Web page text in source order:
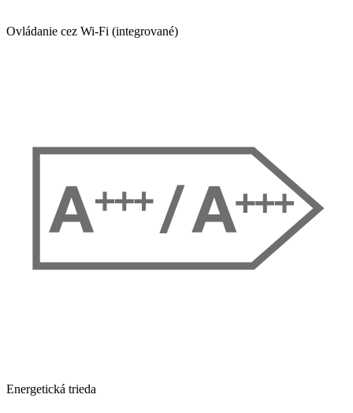
Ovládanie cez Wi-Fi (integrované)
Energetická trieda